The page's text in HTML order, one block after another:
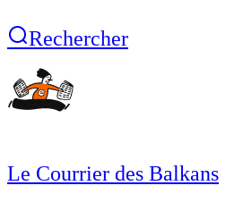
Rechercher
Le Courrier des Balkans